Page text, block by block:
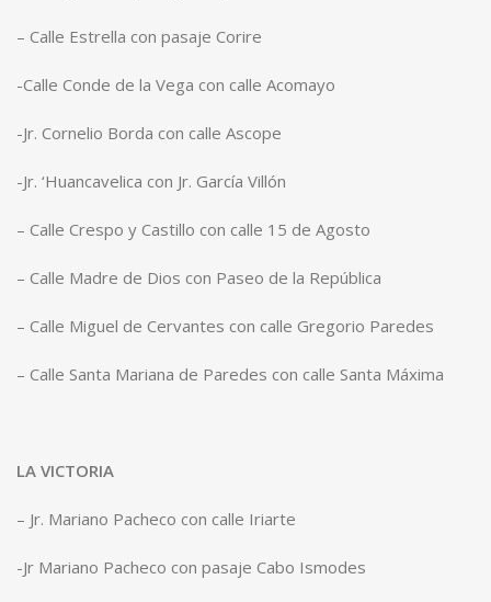
– Calle Estrella con pasaje Corire
-Calle Conde de la Vega con calle Acomayo
-Jr. Cornelio Borda con calle Ascope
-Jr. ‘Huancavelica con Jr. García Villón
– Calle Crespo y Castillo con calle 15 de Agosto
– Calle Madre de Dios con Paseo de la República
– Calle Miguel de Cervantes con calle Gregorio Paredes
– Calle Santa Mariana de Paredes con calle Santa Máxima
LA VICTORIA
– Jr. Mariano Pacheco con calle Iriarte
-Jr Mariano Pacheco con pasaje Cabo Ismodes